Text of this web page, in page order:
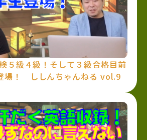
５級４級！そして３級合格目前
場！ ししんちゃんねる vol.9